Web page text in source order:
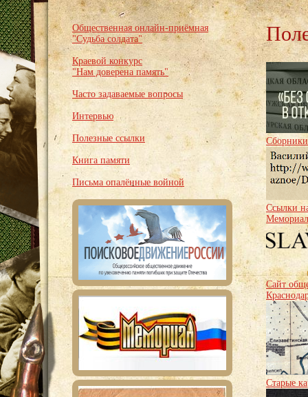
Общественная онлайн-приёмная
"Судьба солдата"
Краевой конкурс
"Нам доверена память"
Часто задаваемые вопросы
Интервью
Полезные ссылки
Книга памяти
Письма опалённые войной
Сборники
Ссылки
Мемориал
Сайт
Старые